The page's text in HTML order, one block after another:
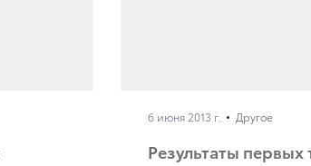
6 июня 2013 г. Другое
Результаты первых